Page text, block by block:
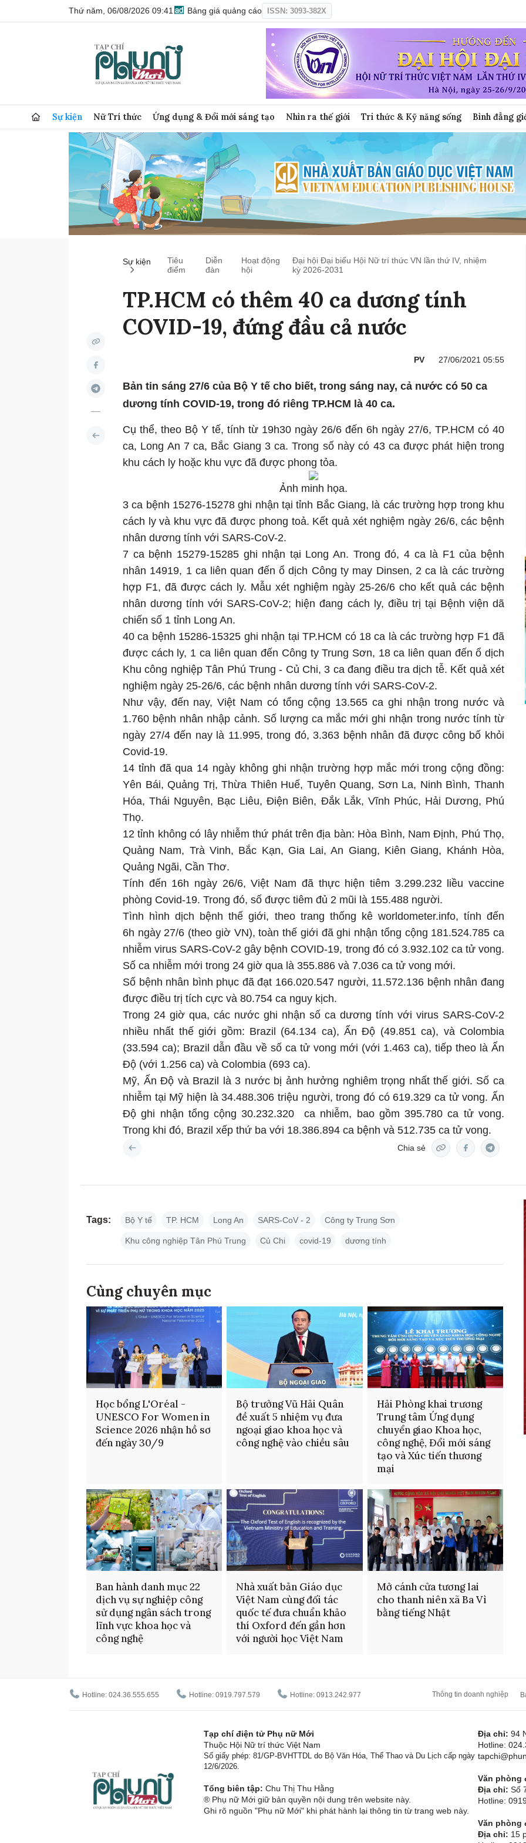
Thứ năm, 06/08/2026 09:41 Bảng giá quảng cáo ISSN: 3093-382X
Sự kiện Nữ Trí thức Ứng dụng & Đổi mới sáng tạo Nhìn ra thế giới Tri thức & Kỹ năng sống Bình đẳng
Sự kiện
Tiêu
điểm
Diễn
đàn
Hoạt động
hội
Đại hội Đại biểu Hội Nữ trí thức VN lần thứ IV, nhiệm
kỳ 2026-2031
TP.HCM có thêm 40 ca dương tính
COVID-19, đứng đầu cả nước
PV 27/06/2021 05:55
Bản tin sáng 27/6 của Bộ Y tế cho biết, trong sáng nay, cả nước có 50 ca
dương tính COVID-19, trong đó riêng TP.HCM là 40 ca.
Cụ thể, theo Bộ Y tế, tính từ 19h30 ngày 26/6 đến 6h ngày 27/6, TP.HCM có 40
ca, Long An 7 ca, Bắc Giang 3 ca. Trong số này có 43 ca được phát hiện trong
khu cách ly hoặc khu vực đã được phong tỏa.
Ảnh minh họa.
3 ca bệnh 15276-15278 ghi nhận tại tỉnh Bắc Giang, là các trường hợp trong khu
cách ly và khu vực đã được phong toả. Kết quả xét nghiệm ngày 26/6, các bệnh
nhân dương tính với SARS-CoV-2.
7 ca bệnh 15279-15285 ghi nhận tại Long An. Trong đó, 4 ca là F1 của bệnh
nhân 14919, 1 ca liên quan đến ổ dịch Công ty may Dinsen, 2 ca là các trường
hợp F1, đã được cách ly. Mẫu xét nghiệm ngày 25-26/6 cho kết quả các bệnh
nhân dương tính với SARS-CoV-2; hiện đang cách ly, điều trị tại Bệnh viện dã
chiến số 1 tỉnh Long An.
40 ca bệnh 15286-15325 ghi nhận tại TP.HCM có 18 ca là các trường hợp F1 đã
được cách ly, 1 ca liên quan đến Công ty Trung Sơn, 18 ca liên quan đến ổ dịch
Khu công nghiệp Tân Phú Trung - Củ Chi, 3 ca đang điều tra dịch tễ. Kết quả xét
nghiệm ngày 25-26/6, các bệnh nhân dương tính với SARS-CoV-2.
Như vậy, đến nay, Việt Nam có tổng cộng 13.565 ca ghi nhận trong nước và
1.760 bệnh nhân nhập cảnh. Số lượng ca mắc mới ghi nhận trong nước tính từ
ngày 27/4 đến nay là 11.995, trong đó, 3.363 bệnh nhân đã được công bố khỏi
Covid-19.
14 tỉnh đã qua 14 ngày không ghi nhận trường hợp mắc mới trong cộng đồng:
Yên Bái, Quảng Trị, Thừa Thiên Huế, Tuyên Quang, Sơn La, Ninh Bình, Thanh
Hóa, Thái Nguyên, Bạc Liêu, Điện Biên, Đắk Lắk, Vĩnh Phúc, Hải Dương, Phú
Thọ.
12 tỉnh không có lây nhiễm thứ phát trên địa bàn: Hòa Bình, Nam Định, Phú Thọ,
Quảng Nam, Trà Vinh, Bắc Kạn, Gia Lai, An Giang, Kiên Giang, Khánh Hòa,
Quảng Ngãi, Cần Thơ.
Tính đến 16h ngày 26/6, Việt Nam đã thực hiện tiêm 3.299.232 liều vaccine
phòng Covid-19. Trong đó, số được tiêm đủ 2 mũi là 155.488 người.
Tình hình dịch bệnh thế giới, theo trang thống kê worldometer.info, tính đến
6h ngày 27/6 (theo giờ VN), toàn thế giới đã ghi nhận tổng cộng 181.524.785 ca
nhiễm virus SARS-CoV-2 gây bệnh COVID-19, trong đó có 3.932.102 ca tử vong.
Số ca nhiễm mới trong 24 giờ qua là 355.886 và 7.036 ca tử vong mới.
Số bệnh nhân bình phục đã đạt 166.020.547 người, 11.572.136 bệnh nhân đang
được điều trị tích cực và 80.754 ca nguy kịch.
Trong 24 giờ qua, các nước ghi nhận số ca dương tính với virus SARS-CoV-2
nhiều nhất thế giới gồm: Brazil (64.134 ca), Ấn Độ (49.851 ca), và Colombia
(33.594 ca); Brazil dẫn đầu về số ca tử vong mới (với 1.463 ca), tiếp theo là Ấn
Độ (với 1.256 ca) và Colombia (693 ca).
Mỹ, Ấn Độ và Brazil là 3 nước bị ảnh hưởng nghiêm trọng nhất thế giới. Số ca
nhiễm tại Mỹ hiện là 34.488.306 triệu người, trong đó có 619.329 ca tử vong. Ấn
Độ ghi nhận tổng cộng 30.232.320 ca nhiễm, bao gồm 395.780 ca tử vong.
Trong khi đó, Brazil xếp thứ ba với 18.386.894 ca bệnh và 512.735 ca tử vong.
Chia sẻ
Tags: Bộ Y tế TP. HCM Long An SARS-CoV - 2 Công ty Trung Sơn
Khu công nghiệp Tân Phú Trung Củ Chi covid-19 dương tính
Cùng chuyên mục
Học bổng L'Oréal -
UNESCO For Women in
Science 2026 nhận hồ sơ
đến ngày 30/9
Bộ trưởng Vũ Hải Quân
đề xuất 5 nhiệm vụ đưa
ngoại giao khoa học và
công nghệ vào chiều sâu
Hải Phòng khai trương
Trung tâm Ứng dụng
chuyển giao Khoa học,
công nghệ, Đổi mới sáng
tạo và Xúc tiến thương
mại
Ban hành danh mục 22
dịch vụ sự nghiệp công
sử dụng ngân sách trong
lĩnh vực khoa học và
công nghệ
Nhà xuất bản Giáo dục
Việt Nam cùng đối tác
quốc tế đưa chuẩn khảo
thí Oxford đến gần hơn
với người học Việt Nam
Mở cánh cửa tương lai
cho thanh niên xã Ba Vì
bằng tiếng Nhật
Hotline: 024.36.555.655 Hotline: 0919.797.579 Hotline: 0913.242.977 Thông tin doanh nghiệp
Tạp chí điện tử Phụ nữ Mới
Thuộc Hội Nữ trí thức Việt Nam
Số giấy phép: 81/GP-BVHTTDL do Bộ Văn Hóa, Thể Thao và Du Lịch cấp ngày
12/6/2026.
Tổng biên tập: Chu Thị Thu Hằng
® Phụ nữ Mới giữ bản quyền nội dung trên website này.
Ghi rõ nguồn "Phụ nữ Mới" khi phát hành lại thông tin từ trang web này.
Địa chỉ: 94
Hotline:
Văn phòng
Địa chỉ: Số
Hotline:
Văn phòng
Địa chỉ: 15